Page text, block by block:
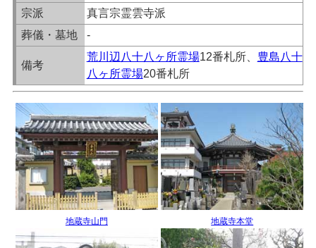
宗派
真言宗霊雲寺派
葬儀・墓地
-
備考
荒川辺八十八ヶ所霊場12番札所、 豊島八十
八ヶ所霊場20番札所
地蔵寺山門 地蔵寺本堂